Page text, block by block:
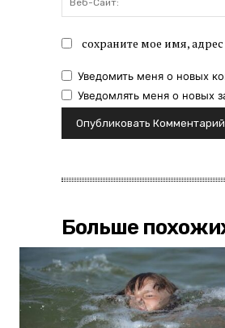
сохраните мое имя,
Уведомить меня о новых
Уведомлять меня о новых
Больше